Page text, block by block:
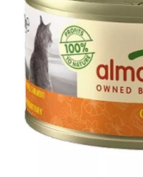
Flüssigkeitsaufnahme
1,33 €
19,00 €/kg